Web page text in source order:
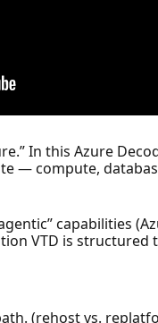
In this Azure
— compute,
capabilities
VTD is
(rehost vs.